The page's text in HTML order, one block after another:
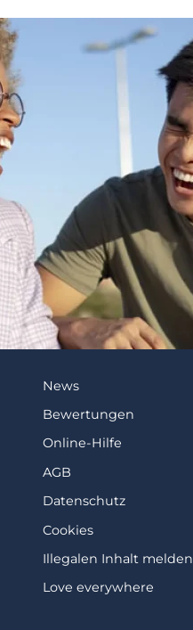
News
Bewertungen
Online-Hilfe
AGB
Datenschutz
Cookies
Illegalen Inhalt melden
Love everywhere